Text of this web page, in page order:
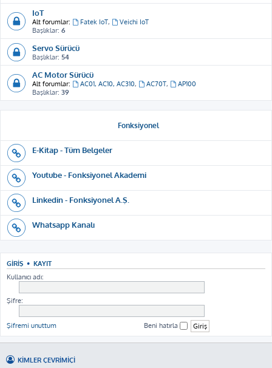
IoT
Alt forumlar: Fatek IoT,
Veichi IoT
Başlıklar: 6
Servo Sürücü
Başlıklar: 54
AC Motor Sürücü
Alt forumlar: AC01, AC10, AC310, AC70T,
AP100
Başlıklar: 39
Fonksiyonel
E-Kitap - Tüm Belgeler
Youtube - Fonksiyonel Akademi
Linkedin - Fonksiyonel A.Ş.
Whatsapp Kanalı
GIRIŞ • KAYIT
Kullanıcı adı:
Şifre:
Şifremi unuttum Beni hatırla
KIMLER ÇEVRIMIÇI